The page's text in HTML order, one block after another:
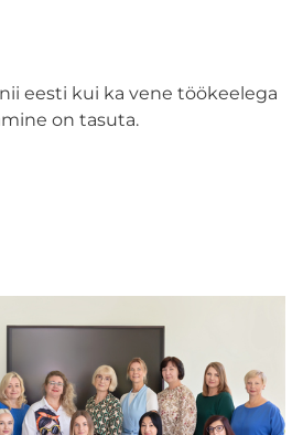
eesti kui ka vene töökeelega
on tasuta.